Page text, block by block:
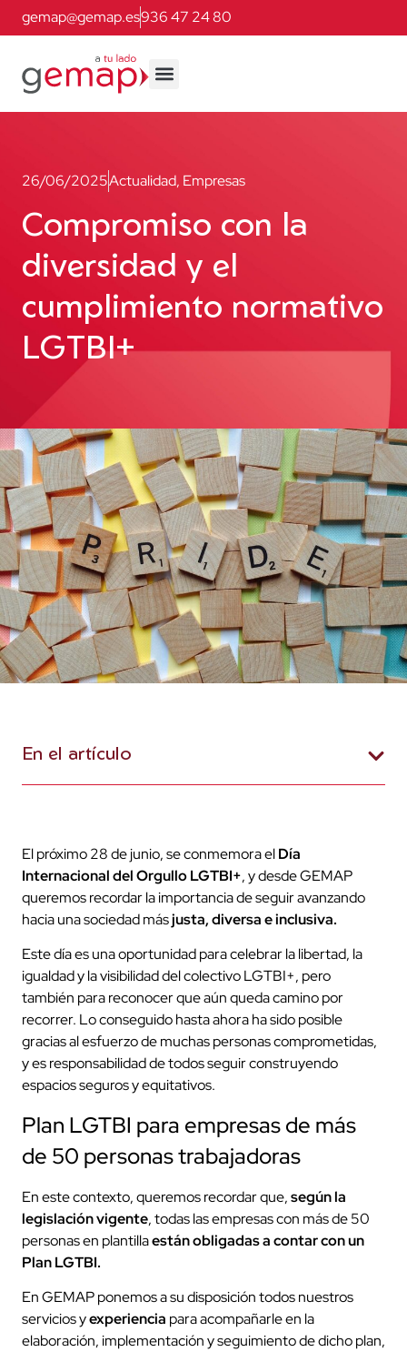
gemap@gemap.es936 47 24 80
26/06/2025Actualidad, Empresas
Compromiso con la
diversidad y el
cumplimiento normativo
LGTBI+
El próximo 28 de junio, se conmemora elDía
Internacional del Orgullo LGTBI+, y desde GEMAP
queremos recordar la importancia de seguir avanzando
hacia una sociedad másjusta, diversa e inclusiva.
Este día es una oportunidad para celebrar la libertad, la
igualdad y la visibilidad del colectivo LGTBI+, pero
también para reconocer que aún queda camino por
recorrer. Lo conseguido hasta ahora ha sido posible
gracias al esfuerzo de muchas personas comprometidas,
y es responsabilidad de todos seguir construyendo
espacios seguros y equitativos.
Plan LGTBI para empresas de más
de 50 personas trabajadoras
En este contexto, queremos recordar que,según la
legislación vigente, todas las empresas con más de 50
personas en plantillaestán obligadas a contar con un
Plan LGTBI.
En GEMAP ponemos a su disposición todos nuestros
servicios yexperiencia para acompañarle en la
elaboración, implementación y seguimiento de dicho plan,
En el artículo